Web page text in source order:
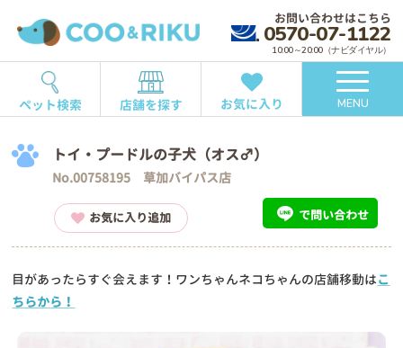
お問い合わせはこちら
0570-07-1122
10:00～20:00（ナビダイヤル）
ペット検索 店舗を探す お気に入り MENU
トイ・プードルの子犬（オス♂）
No.00758195 草加バイパス店
お気に入り追加 で問い合わせ
目があったらすぐ会えます！ワンちゃんネコちゃんの店舗移動はこ
ちらから！